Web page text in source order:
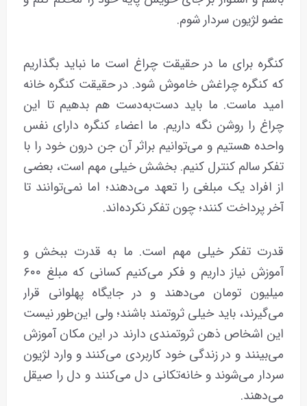
عضو لژیون سردار شوم.
کنگره برای ما در حقیقت چراغ است ما نباید بگذاریم
که کنگره چراغش خاموش شود. در حقیقت کنگره خانه
امید ما‌ست. ما باید دست‌به‌دست هم بدهیم تا این
چراغ را روشن نگه‌ داریم. ما اعضاء کنگره دارای نفس
واحده هستیم و می‌توانیم براثر آن جن درون خود را با
تفکر سالم کنترل کنیم. بخشش خیلی مهم است، بعضی
از افراد یک مبلغی را تعهد می‌دهند؛ اما نمی‌توانند تا
آخر پرداخت کنند؛ چون تفکر نکرده‌اند.
قدرت تفکر خیلی مهم است. ما به قدرت ببخش و
آموزش نیاز داریم و فکر می‌کنیم کسانی که مبلغ ۶۰۰
میلیون تومان می‌دهند و در جایگاه پهلوانی قرار
می‌گیرند، باید خیلی ثروتمند باشند؛ ولی این‌طور نیست
این اشخاص ذهن ثروتمندی دارند در این مکان آموزش
می‌بینند و در زندگی خود کاربردی می‌کنند و وارد لژیون
سردار می‌شوند و خانه‌تکانی دل می‌کنند و دل را صیقل
می‌دهند.